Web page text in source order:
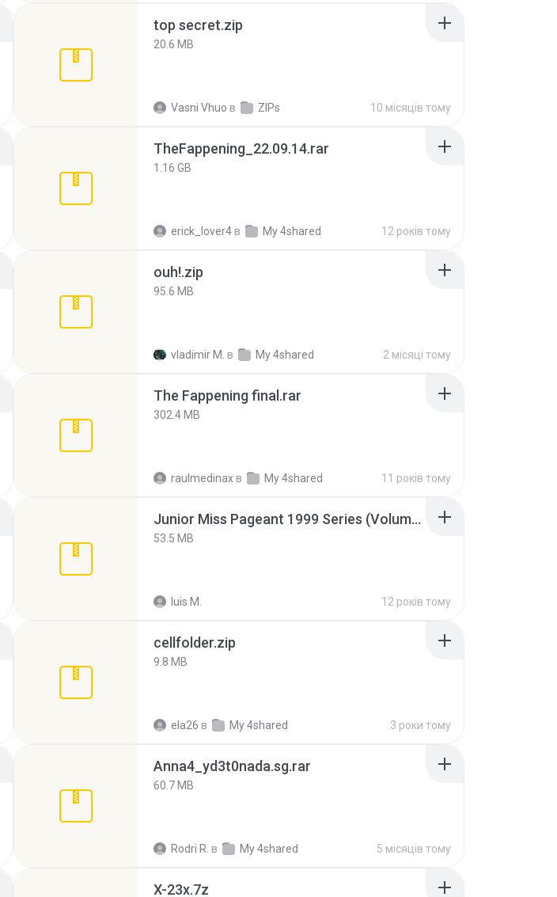
top secret.zip
20.6 MB
Vasni Vhuo в ZIPs 10 місяців тому
TheFappening_22.09.14.rar
1.16 GB
erick_lover4 в My 4shared 12 років тому
ouh!.zip
95.6 MB
vladimir M. в My 4shared 2 місяці тому
The Fappening final.rar
302.4 MB
raulmedinax в My 4shared 11 років тому
Junior Miss Pageant 1999 Series (Volume I Part I NC 6).7z
53.5 MB
luis M. 12 років тому
cellfolder.zip
9.8 MB
ela26 в My 4shared 3 роки тому
Anna4_yd3t0nada.sg.rar
60.7 MB
Rodri R. в My 4shared 5 місяців тому
X-23x.7z